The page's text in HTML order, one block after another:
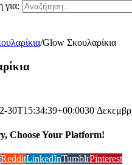
για:
/Glow Σκουλαρίκια
30T15:34:39+00:0030
Choose Your Platform!
RedditLinkedInTumblrPinterest